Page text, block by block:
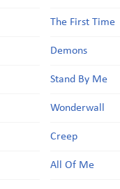
The First Time
Demons
Stand By Me
Wonderwall
Creep
All Of Me